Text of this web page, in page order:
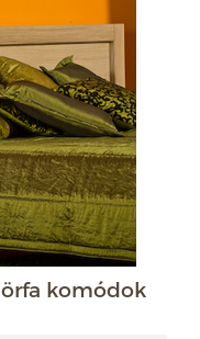
komódok